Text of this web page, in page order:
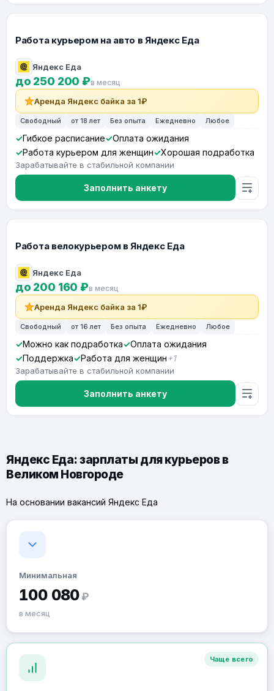
Работа курьером на авто в Яндекс Еда
Яндекс Еда
до 250 200 ₽в месяц
Аренда Яндекс байка за 1₽
Свободный от 18 лет Без опыта Ежедневно Любое
Гибкое расписание
Оплата ожидания
Работа курьером для женщин
Хорошая подработка
Зарабатывайте в стабильной компании
Заполнить анкету
Работа велокурьером в Яндекс Еда
Яндекс Еда
до 200 160 ₽в месяц
Аренда Яндекс байка за 1₽
Свободный от 16 лет Без опыта Ежедневно Любое
Можно как подработка
Оплата ожидания
Поддержка
Работа для женщин +1
Зарабатывайте в стабильной компании
Заполнить анкету
Яндекс Еда: зарплаты для курьеров в
Великом Новгороде
На основании вакансий Яндекс Еда
Минимальная
100 080 ₽
в месяц
Чаще всего